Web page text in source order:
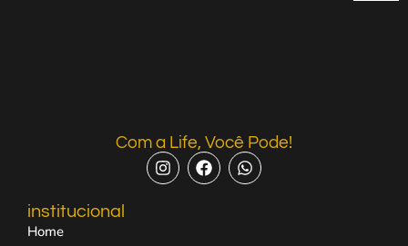
Com a Life, Você Pode!
institucional
Home